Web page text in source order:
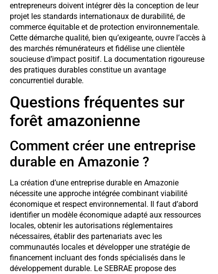
entrepreneurs doivent intégrer dès la conception de leur
projet les standards internationaux de durabilité, de
commerce équitable et de protection environnementale.
Cette démarche qualité, bien qu’exigeante, ouvre l’accès à
des marchés rémunérateurs et fidélise une clientèle
soucieuse d’impact positif. La documentation rigoureuse
des pratiques durables constitue un avantage
concurrentiel durable.
Questions fréquentes sur
forêt amazonienne
Comment créer une entreprise
durable en Amazonie ?
La création d’une entreprise durable en Amazonie
nécessite une approche intégrée combinant viabilité
économique et respect environnemental. Il faut d’abord
identifier un modèle économique adapté aux ressources
locales, obtenir les autorisations réglementaires
nécessaires, établir des partenariats avec les
communautés locales et développer une stratégie de
financement incluant des fonds spécialisés dans le
développement durable. Le SEBRAE propose des